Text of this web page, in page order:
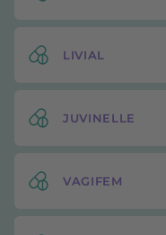
LIVIAL
JUVINELLE
VAGIFEM